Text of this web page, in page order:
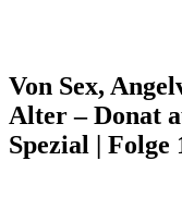
Von Sex,
Alter – Donat
Spezial | Folge